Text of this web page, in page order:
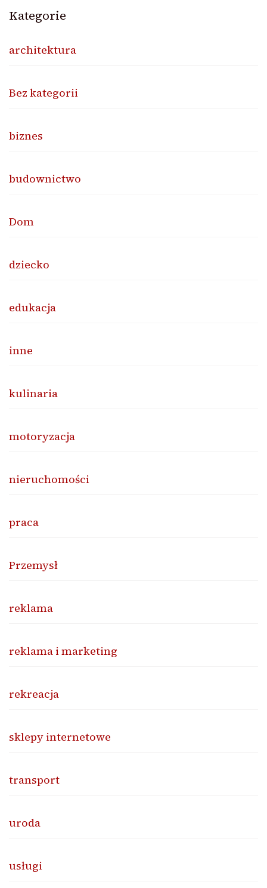
Kategorie
architektura
Bez kategorii
biznes
budownictwo
Dom
dziecko
edukacja
inne
kulinaria
motoryzacja
nieruchomości
praca
Przemysł
reklama
reklama i marketing
rekreacja
sklepy internetowe
transport
uroda
usługi